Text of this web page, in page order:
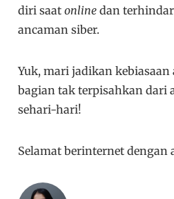
diri saatonline dan
ancaman siber.
Yuk, mari jadikan
bagian tak terpisahkan dari
sehari-hari!
Selamat berinternet dengan